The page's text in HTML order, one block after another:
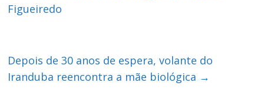
Figueiredo
Depois de 30 anos de espera, volante do
Iranduba reencontra a mãe biológica →